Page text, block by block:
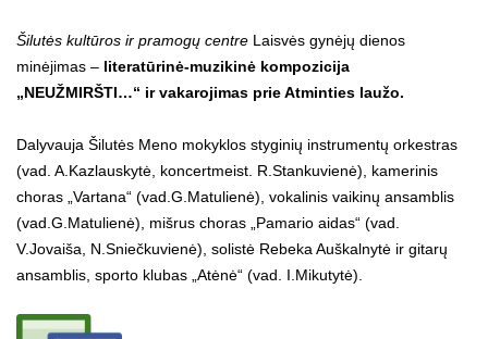
Šilutės kultūros ir pramogų centre Laisvės gynėjų dienos
minėjimas – literatūrinė-muzikinė kompozicija
„NEUŽMIRŠTI…“ ir vakarojimas prie Atminties laužo.
Dalyvauja Šilutės Meno mokyklos styginių instrumentų orkestras
(vad. A.Kazlauskytė, koncertmeist. R.Stankuvienė), kamerinis
choras „Vartana“ (vad.G.Matulienė), vokalinis vaikinų ansamblis
(vad.G.Matulienė), mišrus choras „Pamario aidas“ (vad.
V.Jovaiša, N.Sniečkuvienė), solistė Rebeka Auškalnytė ir gitarų
ansamblis, sporto klubas „Atėnė“ (vad. I.Mikutytė).